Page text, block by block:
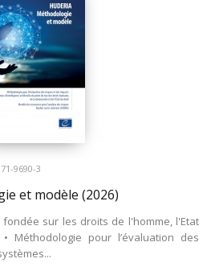
9690-3
et modèle (2026)
sur les droits de l'homme, l'Etat
Méthodologie pour l’évaluation des